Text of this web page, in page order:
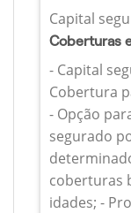
Capital
Coberturas
- Capital
Cobertura
- Opção
segurado
coberturas
idades; -